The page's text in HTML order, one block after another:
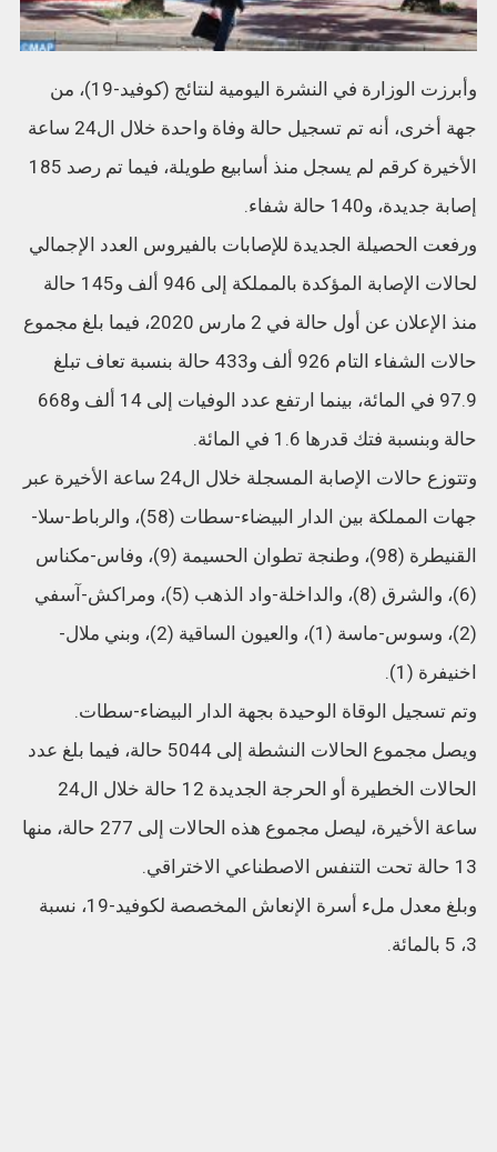
وأبرزت الوزارة في النشرة اليومية لنتائج (كوفيد-19)، من
جهة أخرى، أنه تم تسجيل حالة وفاة واحدة خلال ال24 ساعة
الأخيرة كرقم لم يسجل منذ أسابيع طويلة، فيما تم رصد 185
إصابة جديدة، و140 حالة شفاء.
ورفعت الحصيلة الجديدة للإصابات بالفيروس العدد الإجمالي
لحالات الإصابة المؤكدة بالمملكة إلى 946 ألف و145 حالة
منذ الإعلان عن أول حالة في 2 مارس 2020، فيما بلغ مجموع
حالات الشفاء التام 926 ألف و433 حالة بنسبة تعاف تبلغ
97.9 في المائة، بينما ارتفع عدد الوفيات إلى 14 ألف و668
حالة وبنسبة فتك قدرها 1.6 في المائة.
وتتوزع حالات الإصابة المسجلة خلال ال24 ساعة الأخيرة عبر
جهات المملكة بين الدار البيضاء-سطات (58)، والرباط-سلا-
القنيطرة (98)، وطنجة تطوان الحسيمة (9)، وفاس-مكناس
(6)، والشرق (8)، والداخلة-واد الذهب (5)، ومراكش-آسفي
(2)، وسوس-ماسة (1)، والعيون الساقية (2)، وبني ملال-
اخنيفرة (1).
وتم تسجيل الوقاة الوحيدة بجهة الدار البيضاء-سطات.
ويصل مجموع الحالات النشطة إلى 5044 حالة، فيما بلغ عدد
الحالات الخطيرة أو الحرجة الجديدة 12 حالة خلال ال24
ساعة الأخيرة، ليصل مجموع هذه الحالات إلى 277 حالة، منها
13 حالة تحت التنفس الاصطناعي الاختراقي.
وبلغ معدل ملء أسرة الإنعاش المخصصة لكوفيد-19، نسبة
3، 5 بالمائة.